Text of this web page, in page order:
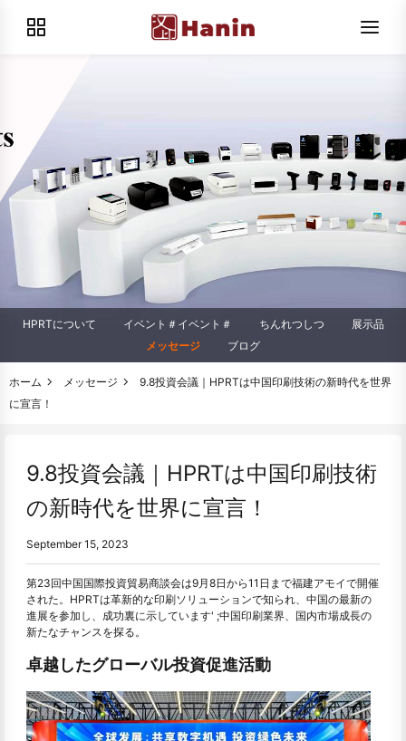
HPRTについて イベント＃イベント＃ ちんれつしつ
展示品
メッセージ
ブログ
ホーム メッセージ
9.8投資会議｜HPRTは中国印刷技術の新時代を世界
に宣言！
9.8投資会議｜HPRTは中国印刷技術
の新時代を世界に宣言！
September 15, 2023
第23回中国国際投資貿易商談会は9月8日から11日まで福建アモイで開催
された。HPRTは革新的な印刷ソリューションで知られ、中国の最新の
進展を参加し、成功裏に示しています' ;中国印刷業界、国内市場成長の
新たなチャンスを探る。
卓越したグローバル投資促進活動